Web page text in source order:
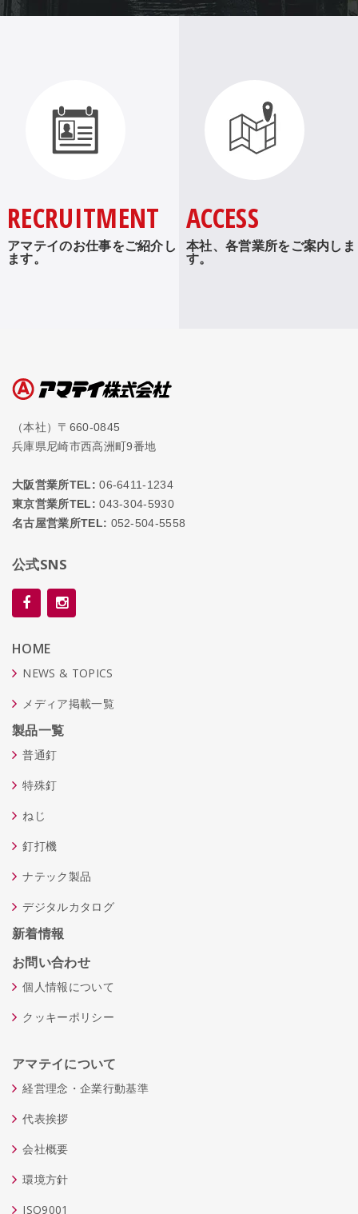
RECRUITMENT
アマテイのお仕事をご紹介し
ます。
ACCESS
本社、各営業所をご案内しま
す。
（本社）〒660-0845
兵庫県尼崎市西高洲町9番地
大阪営業所TEL: 06-6411-1234
東京営業所TEL: 043-304-5930
名古屋営業所TEL: 052-504-5558
公式SNS
HOME
NEWS & TOPICS
メディア掲載一覧
製品一覧
普通釘
特殊釘
ねじ
釘打機
ナテック製品
デジタルカタログ
新着情報
お問い合わせ
個人情報について
クッキーポリシー
アマテイについて
経営理念・企業行動基準
代表挨拶
会社概要
環境方針
ISO9001